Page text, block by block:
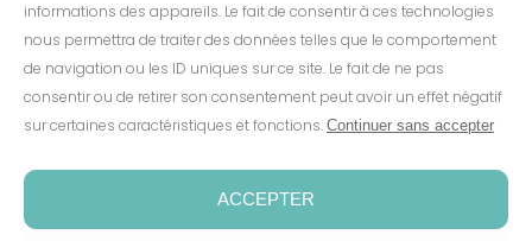
informations des appareils. Le fait de consentir à ces technologies
nous permettra de traiter des données telles que le comportement
de navigation ou les ID uniques sur ce site. Le fait de ne pas
consentir ou de retirer son consentement peut avoir un effet négatif
sur certaines caractéristiques et fonctions. Continuer sans accepter
ACCEPTER
S'INSCRIRE
Conditions de garantie-Espace presse